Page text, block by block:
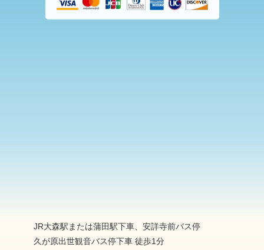
JR大森駅または蒲田駅下車、安詳寺前バス停
久が原出世観音バス停下車 徒歩1分